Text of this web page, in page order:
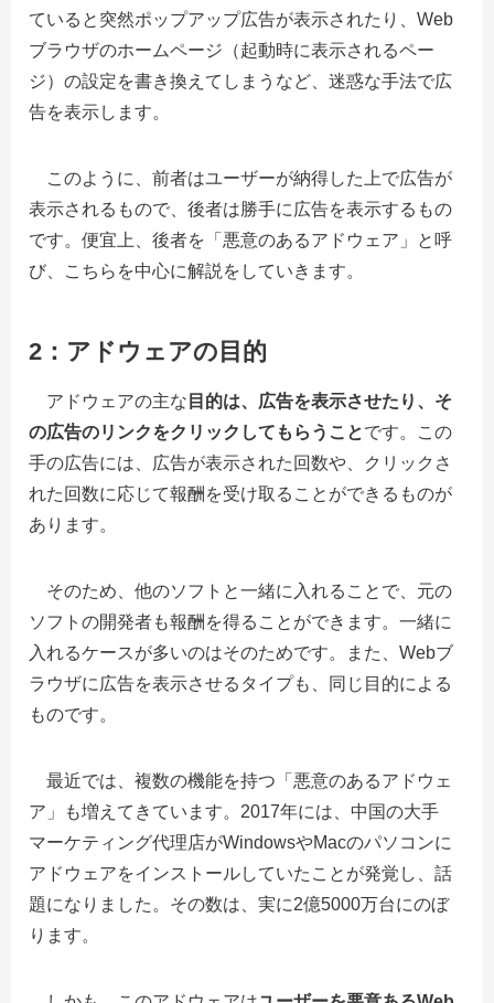
ていると突然ポップアップ広告が表示されたり、Web
ブラウザのホームページ（起動時に表示されるペー
ジ）の設定を書き換えてしまうなど、迷惑な手法で広
告を表示します。
このように、前者はユーザーが納得した上で広告が
表示されるもので、後者は勝手に広告を表示するもの
です。便宜上、後者を「悪意のあるアドウェア」と呼
び、こちらを中心に解説をしていきます。
2：アドウェアの目的
アドウェアの主な 目的は、広告を表示させたり、そ
の広告のリンクをクリックしてもらうことです。この
手の広告には、広告が表示された回数や、クリックさ
れた回数に応じて報酬を受け取ることができるものが
あります。
そのため、他のソフトと一緒に入れることで、元の
ソフトの開発者も報酬を得ることができます。一緒に
入れるケースが多いのはそのためです。また、Webブ
ラウザに広告を表示させるタイプも、同じ目的による
ものです。
最近では、複数の機能を持つ「悪意のあるアドウェ
ア」も増えてきています。2017年には、中国の大手
マーケティング代理店がWindowsやMacのパソコンに
アドウェアをインストールしていたことが発覚し、話
題になりました。その数は、実に2億5000万台にのぼ
ります。